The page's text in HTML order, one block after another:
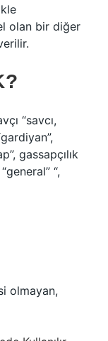
olan bir diğer
“savcı,
gassapçılık
“,
olmayan,